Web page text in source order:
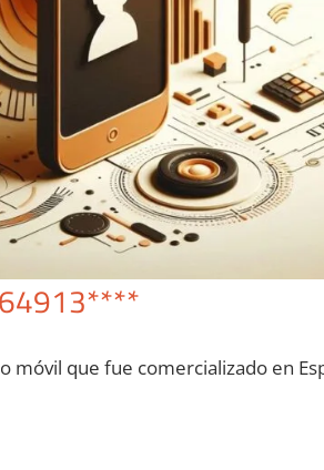
64913****
quе fue comercializado en